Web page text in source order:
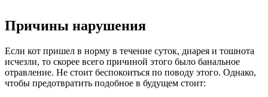
Причины нарушения
Если кот пришел в норму в течение суток, диарея и тошнота
исчезли, то скорее всего причиной этого было банальное
отравление. Не стоит беспокоиться по поводу этого. Однако,
чтобы предотвратить подобное в будущем стоит: